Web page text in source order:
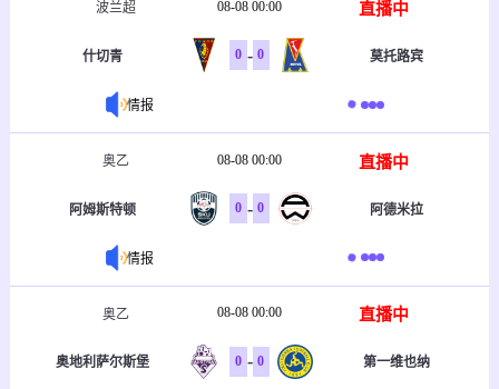
波兰超 08-08 00:00 直播中
什切青 0 - 0 莫托路宾
情报
奥乙 08-08 00:00 直播中
阿姆斯特顿 0 - 0 阿德米拉
情报
奥乙 08-08 00:00 直播中
奥地利萨尔斯堡 0 - 0 第一维也纳